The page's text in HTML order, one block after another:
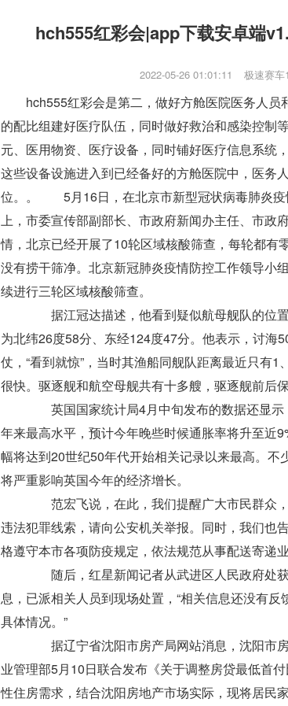
hch555红彩会|app下载安卓端
2022-05-26 01:01:11 极速赛车
hch555红彩会是第二，做好方舱医院医务人
的配比组建好医疗队伍，同时做好救治和感染控制
元、医用物资、医疗设备，同时铺好医疗信息系统
这些设备设施进入到已经备好的方舱医院中，医务
位。。 5月16日，在北京市新型冠状病毒肺炎疫
上，市委宣传部副部长、市政府新闻办主任、市政
情，北京已经开展了10轮区域核酸筛查，每轮都有
没有捞干筛净。北京新冠肺炎疫情防控工作领导小
续进行三轮区域核酸筛查。
据江冠达描述，他看到疑似航母舰队的位
为北纬26度58分、东经124度47分。他表示，讨海
仗，“看到就惊”，当时其渔船同舰队距离最近只有
很快。驱逐舰和航空母舰共有十多艘，驱逐舰前后保
英国国家统计局4月中旬发布的数据还显示
年来最高水平，预计今年晚些时候通胀率将升至近
幅将达到20世纪50年代开始相关记录以来最高。不
将严重影响英国今年的经济增长。
范宏飞说，在此，我们提醒广大市民群众
违法犯罪线索，请向公安机关举报。同时，我们也
格遵守本市各项防疫规定，依法规范从事配送寄递
随后，红星新闻记者从武进区人民政府处
息，已派相关人员到现场处置，“相关信息还没有
具体情况。”
据辽宁省沈阳市房产局网站消息，沈阳市
业管理部5月10日联合发布《关于调整房贷最低首
性住房需求，结合沈阳房地产市场实际，现将居民